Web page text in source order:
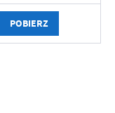
POBIERZ